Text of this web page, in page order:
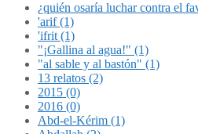
¿quién osaría luchar contra el
'arif (1)
'ifrit (1)
"¡Gallina al agua!" (1)
"al sable y al bastón" (1)
13 relatos (2)
2015 (0)
2016 (0)
Abd-el-Kérim (1)